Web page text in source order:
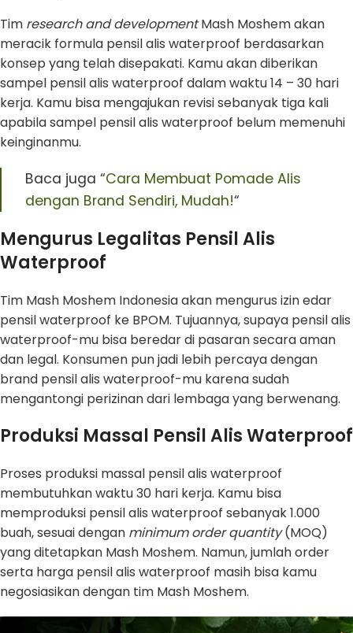
Tim research and developmentMash Moshem akan
meracik formula pensil alis waterproof berdasarkan
konsep yang telah disepakati. Kamu akan diberikan
sampel pensil alis waterproof dalam waktu 14 – 30 hari
kerja. Kamu bisa mengajukan revisi sebanyak tiga kali
apabila sampel pensil alis waterproof belum memenuhi
keinginanmu.
Baca juga “Cara Membuat Pomade Alis
dengan Brand Sendiri, Mudah!“
Mengurus Legalitas Pensil Alis
Waterproof
Tim Mash Moshem Indonesia akan mengurus izin edar
pensil waterproof ke BPOM. Tujuannya, supaya pensil alis
waterproof-mu bisa beredar di pasaran secara aman
dan legal. Konsumen pun jadi lebih percaya dengan
brand pensil alis waterproof-mu karena sudah
mengantongi perizinan dari lembaga yang berwenang.
Produksi Massal Pensil Alis Waterproof
Proses produksi massal pensil alis waterproof
membutuhkan waktu 30 hari kerja. Kamu bisa
memproduksi pensil alis waterproof sebanyak 1.000
buah, sesuai dengan minimum order quantity(MOQ)
yang ditetapkan Mash Moshem. Namun, jumlah order
serta harga pensil alis waterproof masih bisa kamu
negosiasikan dengan tim Mash Moshem.